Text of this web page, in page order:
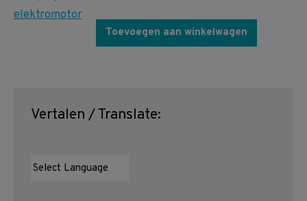
Toevoegen aan winkelwagen
Vertalen / Translate: